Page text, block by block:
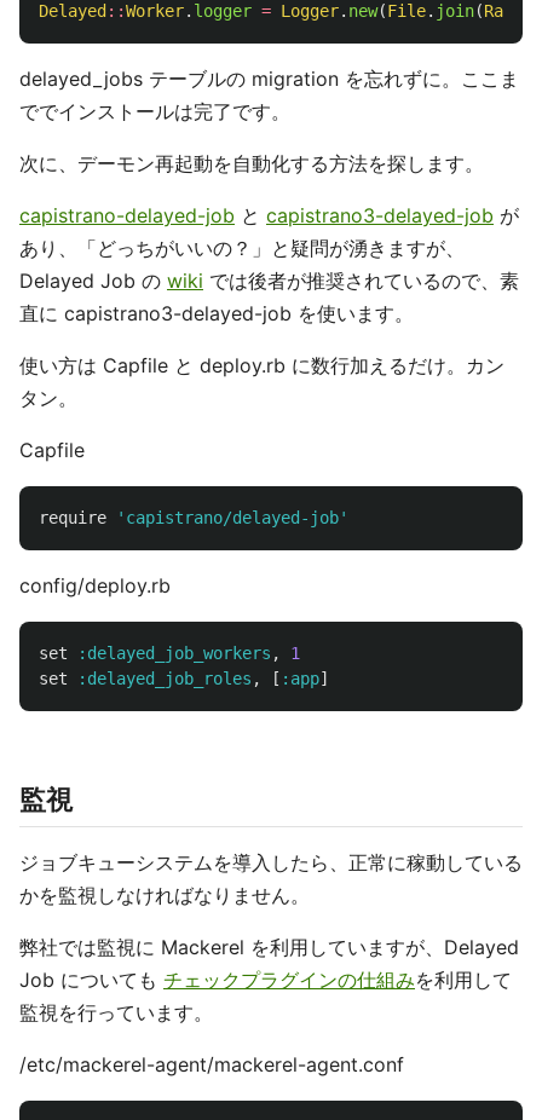
Delayed ::Worker. logger = Logger. new(File. join(Rails
delayed_jobs テーブルの migration を忘れずに。ここま
ででインストールは完了です。
次に、デーモン再起動を自動化する方法を探します。
capistrano-delayed-job と capistrano3-delayed-job が
あり、「どっちがいいの？」と疑問が湧きますが、
Delayed Job の wiki では後者が推奨されているので、素
直に capistrano3-delayed-job を使います。
使い方は Capfile と deploy.rb に数行加えるだけ。カン
タン。
Capfile
require 'capistrano/delayed-job'
config/deploy.rb
set :delayed_job_workers ,
1
set
:delayed_job_roles , [ :app]
監視
ジョブキューシステムを導入したら、正常に稼動している
かを監視しなければなりません。
弊社では監視に Mackerel を利用していますが、Delayed
Job についても チェックプラグインの仕組みを利用して
監視を行っています。
/etc/mackerel-agent/mackerel-agent.conf